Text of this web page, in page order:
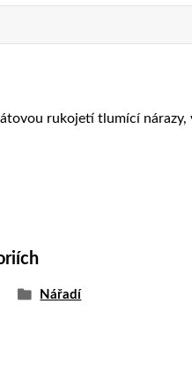
rukojetí tlumící
Nářadí